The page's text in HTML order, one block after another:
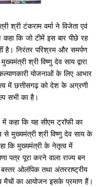
श्री टंकराम वर्मा ने विजेता एवं
कहा कि जो टीमें इस बार पीछे रह
है। निरंतर परिश्रम और समर्पण
श्री विष्णु देव साय द्वारा
योजनाओं के लिए आभार
में छत्तीसगढ़ को देश के अग्रणी
सभी का है।
कहा कि यह सीएम ट्रॉफी का
मुख्यमंत्री श्री विष्णु देव साय के
कि मुख्यमंत्री के नेतृत्व में
पत्र पूरा करने वाला राज्य बन
ओलंपिक तथा अंतरराष्ट्रीय
मैचों का आयोजन इसके प्रमाण हैं।